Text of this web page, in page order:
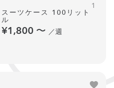
スーツケース 100リット
ル
¥1,800 〜 ／週
1